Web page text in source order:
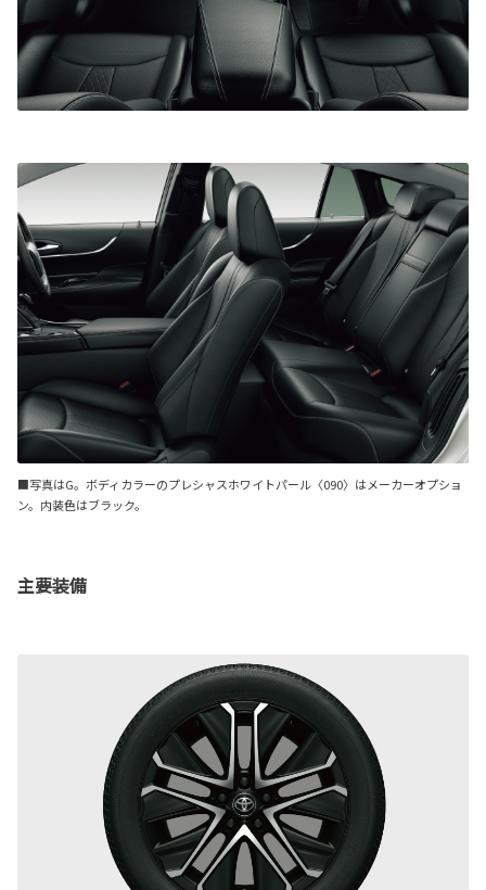
■写真はG。ボディカラーのプレシャスホワイトパール〈090〉はメーカーオプショ
ン。内装色はブラック。
主要装備